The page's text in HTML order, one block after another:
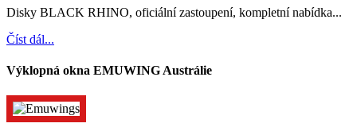
Disky BLACK RHINO, oficiální zastoupení, kompletní nabídka...
Číst dál...
Výklopná okna EMUWING Austrálie